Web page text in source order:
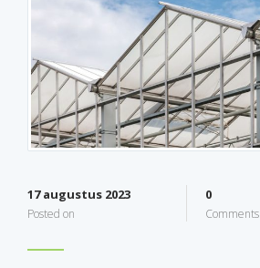
17 augustus 2023
Posted on
0
Comments